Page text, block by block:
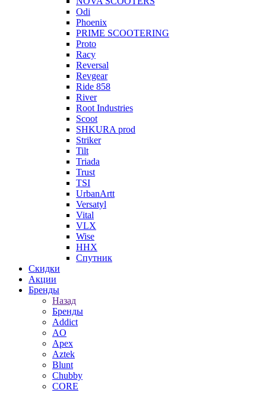
Odi
Phoenix
PRIME SCOOTERING
Proto
Racy
Reversal
Revgear
Ride 858
River
Root Industries
Scoot
SHKURA рrоd
Striker
Tilt
Triada
Trust
TSI
UrbanArtt
Versatyl
Vital
VLX
Wise
ННХ
Спутник
Скидки
Акции
Бренды
Назад
Бренды
Addict
AO
Apex
Aztek
Blunt
Chubby
CORE